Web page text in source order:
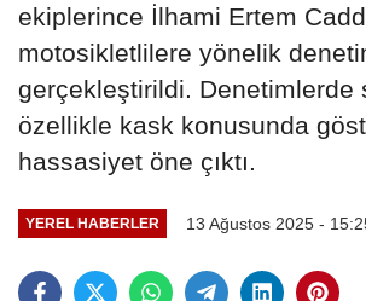
ekiplerince İlhami Ertem
motosikletlilere yönelik
gerçekleştirildi. Denetimlerde
özellikle kask konusunda
hassasiyet öne çıktı.
YEREL HABERLER 13 Ağustos 2025 -